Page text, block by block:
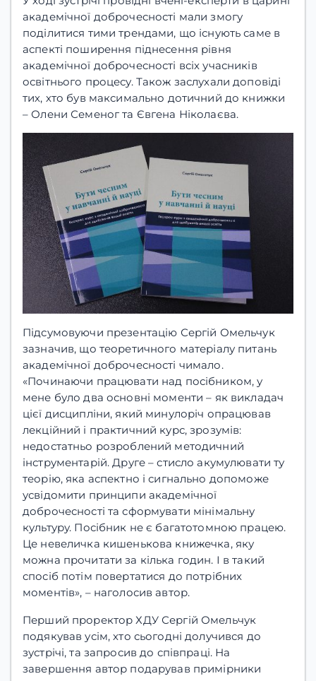
академічної доброчесності мали змогу
поділитися тими трендами, що існують саме в
аспекті поширення піднесення рівня
академічної доброчесності всіх учасників
освітнього процесу. Також заслухали доповіді
тих, хто був максимально дотичний до книжки
– Олени Семеног та Євгена Ніколаєва.
Підсумовуючи презентацію Сергій Омельчук
зазначив, що теоретичного матеріалу питань
академічної доброчесності чимало.
«Починаючи працювати над посібником, у
мене було два основні моменти – як викладач
цієї дисципліни, який минулоріч опрацював
лекційний і практичний курс, зрозумів:
недостатньо розроблений методичний
інструментарій. Друге – стисло акумулювати ту
теорію, яка аспектно і сигнально допоможе
усвідомити принципи академічної
доброчесності та сформувати мінімальну
культуру. Посібник не є багатотомною працею.
Це невеличка кишенькова книжечка, яку
можна прочитати за кілька годин. І в такий
спосіб потім повертатися до потрібних
моментів», – наголосив автор.
Перший проректор ХДУ Сергій Омельчук
подякував усім, хто сьогодні долучився до
зустрічі, та запросив до співпраці. На
завершення автор подарував примірники